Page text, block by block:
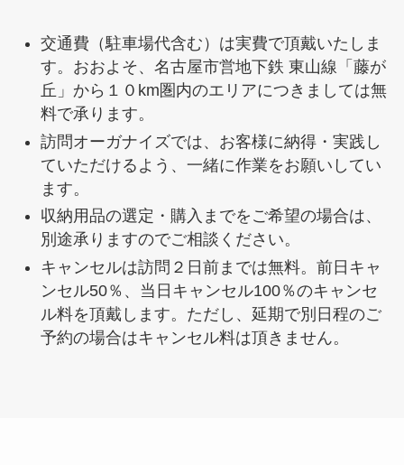
交通費（駐車場代含む）は実費で頂戴いたしま
す。おおよそ、名古屋市営地下鉄 東山線「藤が
丘」から１０km圏内のエリアにつきましては無
料で承ります。
訪問オーガナイズでは、お客様に納得・実践し
ていただけるよう、一緒に作業をお願いしてい
ます。
収納用品の選定・購入までをご希望の場合は、
別途承りますのでご相談ください。
キャンセルは訪問２日前までは無料。前日キャ
ンセル50％、当日キャンセル100％のキャンセ
ル料を頂戴します。ただし、延期で別日程のご
予約の場合はキャンセル料は頂きません。